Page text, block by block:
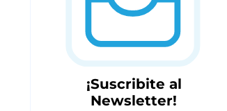
¡Suscribite al
Newsletter!